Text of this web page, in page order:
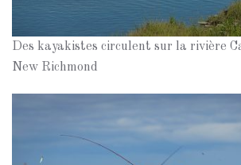
Des kayakistes circulent sur la rivière
New Richmond